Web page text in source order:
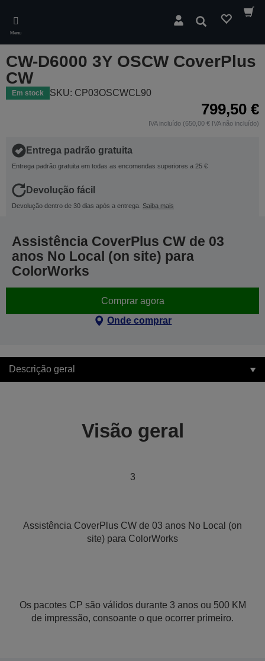
main
content
Menu
Pesquisar
CW-D6000 3Y OSCW CoverPlus
CW
Em stock SKU: CP03OSCWCL90
799,50 €
IVA incluído (650,00 € IVA não incluído)
Entrega padrão gratuita
Entrega padrão gratuita em todas as encomendas superiores a 25 €
Devolução fácil
Devolução dentro de 30 dias após a entrega. Saiba mais
Assistência CoverPlus CW de 03
anos No Local (on site) para
ColorWorks
Comprar agora
Onde comprar
Descrição geral
Visão geral
3
Assistência CoverPlus CW de 03 anos No Local (on
site) para ColorWorks
Os pacotes CP são válidos durante 3 anos ou 500 KM
de impressão, consoante o que ocorrer primeiro.